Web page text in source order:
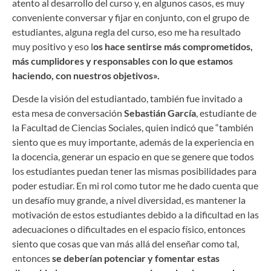
atento al desarrollo del curso y, en algunos casos, es muy
conveniente conversar y fijar en conjunto, con el grupo de
estudiantes, alguna regla del curso, eso me ha resultado
muy positivo y eso los hace sentirse más comprometidos,
más cumplidores y responsables con lo que estamos
haciendo, con nuestros objetivos».
Desde la visión del estudiantado, también fue invitado a
esta mesa de conversación Sebastián García, estudiante de
la Facultad de Ciencias Sociales, quien indicó que “también
siento que es muy importante, además de la experiencia en
la docencia, generar un espacio en que se genere que todos
los estudiantes puedan tener las mismas posibilidades para
poder estudiar. En mi rol como tutor me he dado cuenta que
un desafío muy grande, a nivel diversidad, es mantener la
motivación de estos estudiantes debido a la dificultad en las
adecuaciones o dificultades en el espacio físico, entonces
siento que cosas que van más allá del enseñar como tal,
entoncesse deberían potenciar y fomentar estas